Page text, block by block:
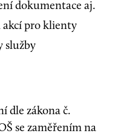
dokumentace aj.
akcí pro klienty
služby
dle zákona č.
se zaměřením na